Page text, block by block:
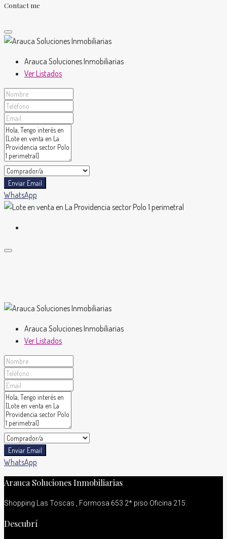
Contact me
Arauca Soluciones Inmobiliarias
Ver Listados
Enviar Email
WhatsApp
Arauca Soluciones Inmobiliarias
Ver Listados
Enviar Email
WhatsApp
Arauca Soluciones Inmobiliarias
Shopping Las Toscas , Formosa 653 2* piso Oficina 215.
Descubrí